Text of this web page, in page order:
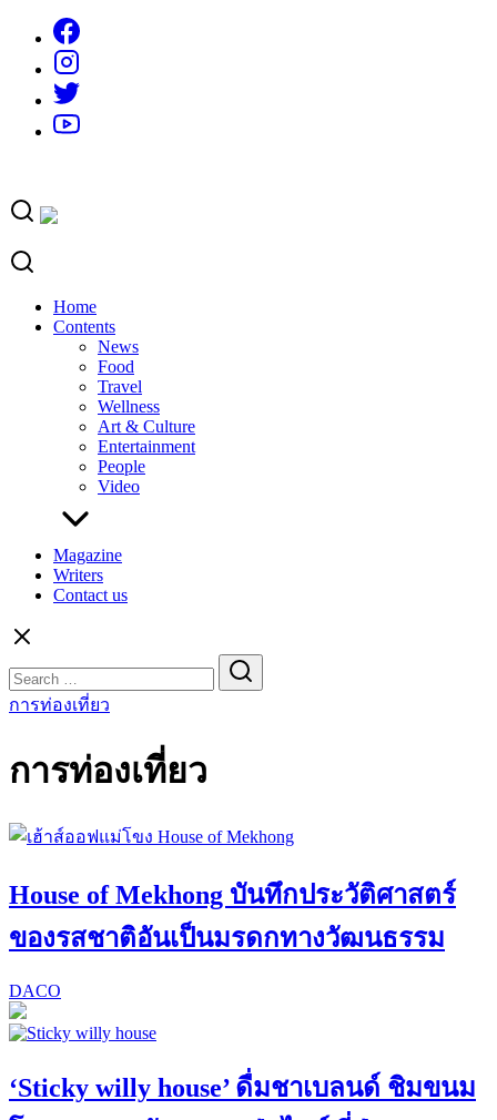
content
Home
Contents
News
Food
Travel
Wellness
Art & Culture
Entertainment
People
Video
Magazine
Writers
Contact us
for:
การท่องเที่ยว
การท่องเที่ยว
House of Mekhong บันทึกประวัติศาสตร์
ของรสชาติอันเป็นมรดกทางวัฒนธรรม
DACO
‘Sticky willy house’ ดื่มชาเบลนด์ ชิมขนม